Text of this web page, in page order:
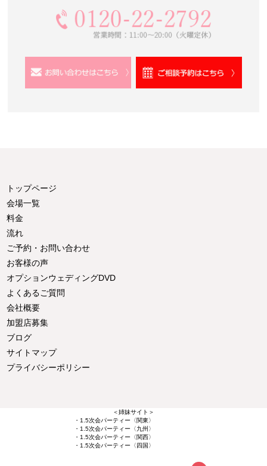
トップページ
会場一覧
料金
流れ
ご予約・お問い合わせ
お客様の声
オプションウェディングDVD
よくあるご質問
会社概要
加盟店募集
ブログ
サイトマップ
プライバシーポリシー
＜姉妹サイト＞
・1.5次会パーティー〈関東〉
・1.5次会パーティー〈九州〉
・1.5次会パーティー〈関西〉
・1.5次会パーティー〈四国〉